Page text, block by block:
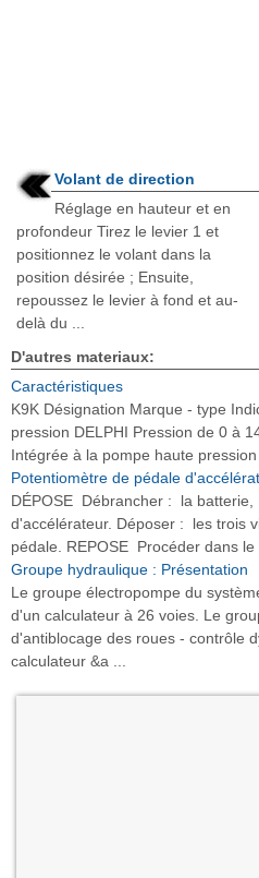
Volant de direction
Réglage en hauteur et en
profondeur Tirez le levier 1 et
positionnez le volant dans la
position désirée ; Ensuite,
repoussez le levier à fond et au-
delà du ...
D'autres materiaux:
Caractéristiques
K9K Désignation Marque - type
pression DELPHI Pression de 0 à
Intégrée à la pompe haute pression
Potentiomètre de pédale
DÉPOSE Débrancher : la
d'accélérateur. Déposer : les trois
pédale. REPOSE Procéder dans le
Groupe hydraulique : Présentation
Le groupe électropompe du
d'un calculateur à 26 voies. Le
d'antiblocage des roues - contrôle
calculateur &a ...